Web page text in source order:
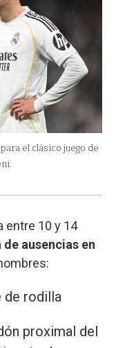
el clásico juego de
entre 10 y 14
de ausencias en
de rodilla
proximal del